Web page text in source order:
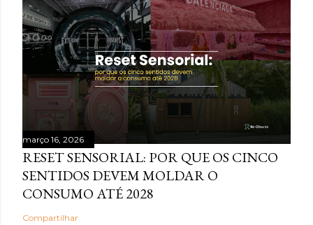
março 16, 2026
RESET SENSORIAL: POR QUE OS CINCO
SENTIDOS DEVEM MOLDAR O
CONSUMO ATÉ 2028
Compartilhar